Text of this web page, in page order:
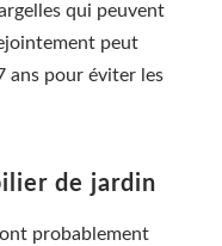
qui peuvent
peut
ans pour éviter les
de jardin
probablement